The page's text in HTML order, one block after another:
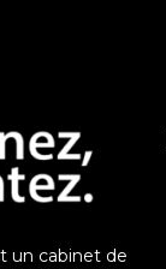
un cabinet de